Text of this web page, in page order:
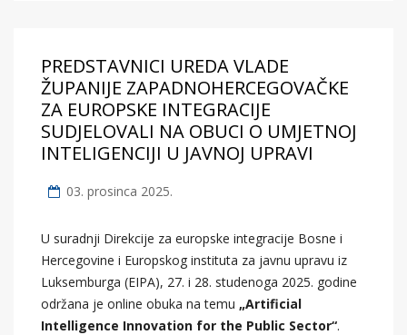
PREDSTAVNICI UREDA VLADE
ŽUPANIJE ZAPADNOHERCEGOVAČKE
ZA EUROPSKE INTEGRACIJE
SUDJELOVALI NA OBUCI O UMJETNOJ
INTELIGENCIJI U JAVNOJ UPRAVI
03. prosinca 2025.
U suradnji Direkcije za europske integracije Bosne i
Hercegovine i Europskog instituta za javnu upravu iz
Luksemburga (EIPA), 27. i 28. studenoga 2025. godine
održana je online obuka na temu „Artificial
Intelligence Innovation for the Public Sector“.